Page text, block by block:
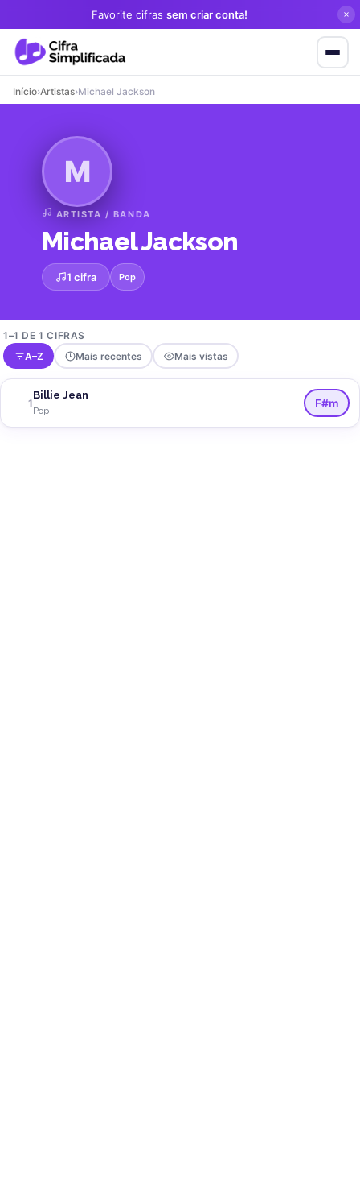
Favorite cifras sem criar conta!
Início›Artistas›Michael Jackson
M
ARTISTA / BANDA
Michael Jackson
1 cifra Pop
1–1 DE 1 CIFRAS
A–Z
Mais recentes Mais vistas
1
Billie Jean
Pop
F#m